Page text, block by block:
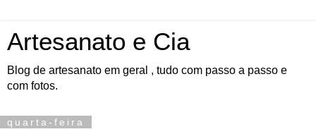
Artesanato e Cia
Blog de artesanato em geral , tudo com passo a passo e
com fotos.
quarta-feira